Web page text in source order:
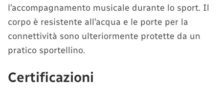
l’accompagnamento musicale durante lo sport. Il
corpo è resistente all’acqua e le porte per la
connettività sono ulteriormente protette da un
pratico sportellino.
Certificazioni